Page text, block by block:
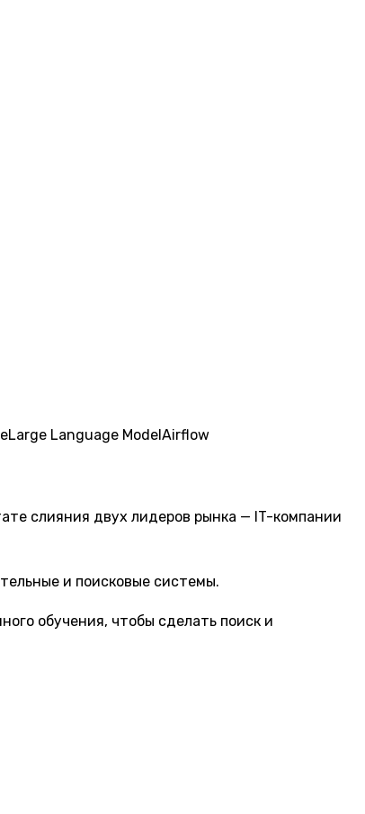
Large Language ModelAirflow
слияния двух лидеров рынка — IT-компании
и поисковые системы.
обучения, чтобы сделать поиск и